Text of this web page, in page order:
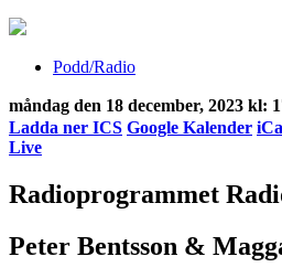
Podd/Radio
måndag den 18 december, 2023 kl:
Ladda ner ICS Google Kalender
Live
Radioprogrammet
Peter Bentsson &